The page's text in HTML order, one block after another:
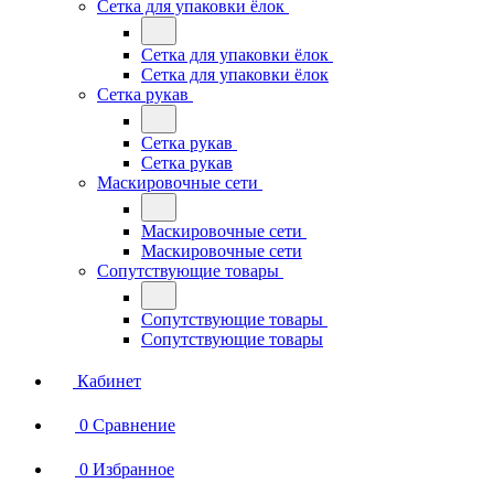
Сетка для упаковки ёлок
Сетка для упаковки ёлок
Сетка для упаковки ёлок
Сетка рукав
Сетка рукав
Сетка рукав
Маскировочные сети
Маскировочные сети
Маскировочные сети
Сопутствующие товары
Сопутствующие товары
Сопутствующие товары
Кабинет
0 Сравнение
0 Избранное